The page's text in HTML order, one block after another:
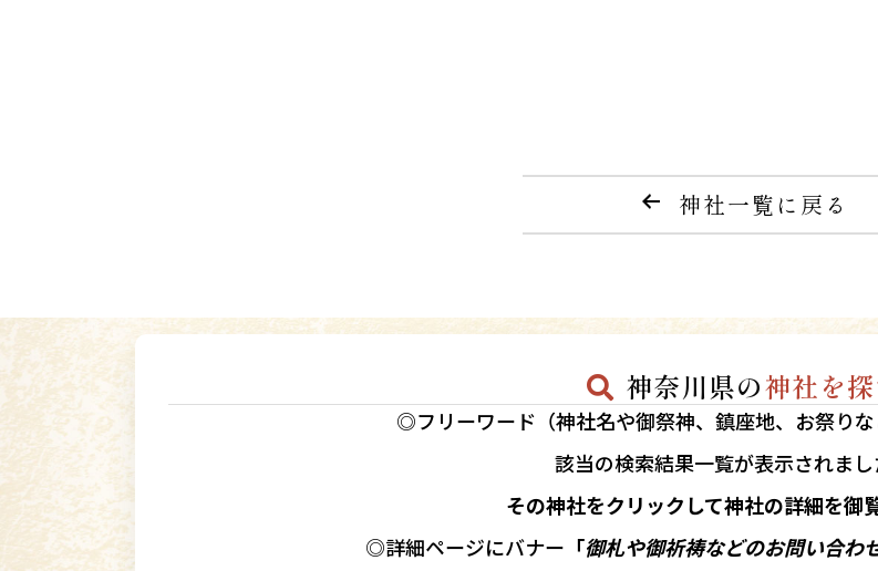
神社一覧に戻る
神奈川県の神社を
◎フリーワード（神社名や御祭神、鎮座地、お祭りな
該当の検索結果一覧が表示されまし
その神社をクリックして神社の詳細を御
◎詳細ページにバナー 「御札や御祈祷などのお問い合わ